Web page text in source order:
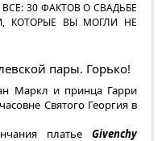
30 ФАКТОВ О СВАДЬБЕ
КОТОРЫЕ ВЫ МОГЛИ НЕ
пары. Горько!
Маркл и принца Гарри
Святого Георгия в
платье Givenchy